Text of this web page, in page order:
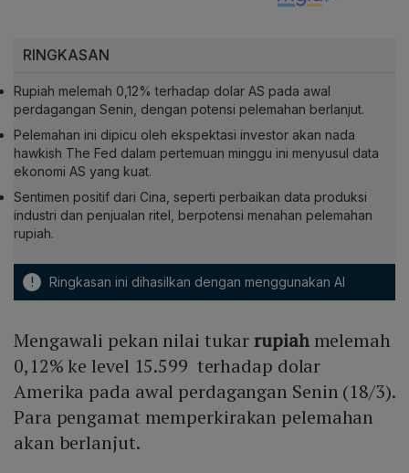
RINGKASAN
Rupiah melemah 0,12% terhadap dolar AS pada awal
perdagangan Senin, dengan potensi pelemahan berlanjut.
Pelemahan ini dipicu oleh ekspektasi investor akan nada
hawkish The Fed dalam pertemuan minggu ini menyusul data
ekonomi AS yang kuat.
Sentimen positif dari Cina, seperti perbaikan data produksi
industri dan penjualan ritel, berpotensi menahan pelemahan
rupiah.
! Ringkasan ini dihasilkan dengan menggunakan AI
Mengawali pekan nilai tukarrupiahmelemah
0,12% ke level 15.599 terhadap dolar
Amerika pada awal perdagangan Senin (18/3).
Para pengamat memperkirakan pelemahan
akan berlanjut.